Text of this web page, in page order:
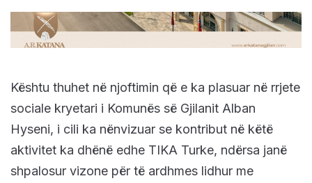
Kështu thuhet në njoftimin që e ka plasuar në rrjete
sociale kryetari i Komunës së Gjilanit Alban
Hyseni, i cili ka nënvizuar se kontribut në këtë
aktivitet ka dhënë edhe TIKA Turke, ndërsa janë
shpalosur vizone për të ardhmes lidhur me